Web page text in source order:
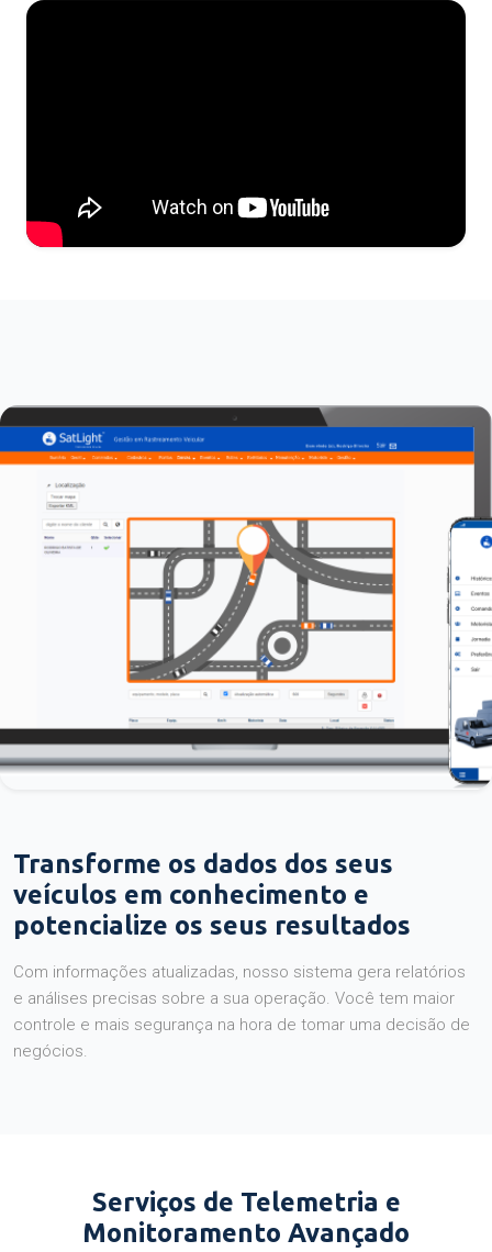
Transforme os dados dos seus
veículos em conhecimento e
potencialize os seus resultados
Com informações atualizadas, nosso sistema gera relatórios
e análises precisas sobre a sua operação. Você tem maior
controle e mais segurança na hora de tomar uma decisão de
negócios.
Serviços de Telemetria e
Monitoramento Avançado